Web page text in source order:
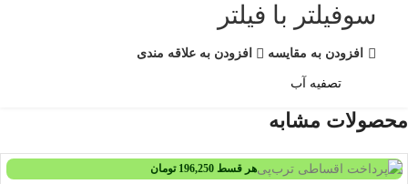
سوفیلتر با فیلتر
افزودن به مقایسه افزودن به علاقه مندی
تصفیه آب
محصولات مشابه
هر قسط 196,250 تومان